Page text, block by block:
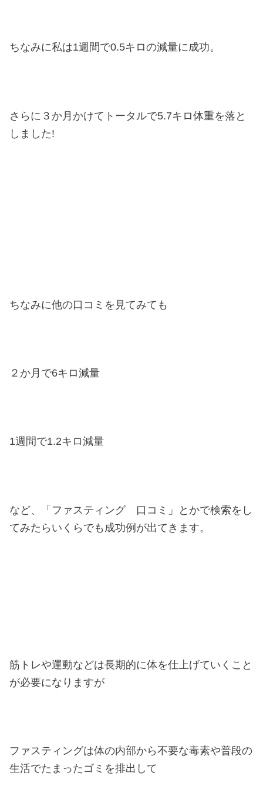
ちなみに私は1週間で0.5キロの減量に成功。
さらに３か月かけてトータルで5.7キロ体重を落と
しました!
ちなみに他の口コミを見てみても
２か月で6キロ減量
1週間で1.2キロ減量
など、「ファスティング 口コミ」とかで検索をし
てみたらいくらでも成功例が出てきます。
筋トレや運動などは長期的に体を仕上げていくこと
が必要になりますが
ファスティングは体の内部から不要な毒素や普段の
生活でたまったゴミを排出して